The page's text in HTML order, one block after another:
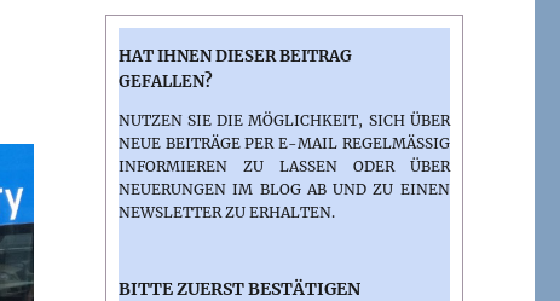
HAT IHNEN DIESER BEITRAG
GEFALLEN?
NUTZEN SIE DIE MÖGLICHKEIT, SICH ÜBER
NEUE BEITRÄGE PER E-MAIL REGELMÄSSIG I
NFORMIEREN ZU LASSEN ODER ÜBER N
EUERUNGEN IM BLOG AB UND ZU EINEN N
EWSLETTER ZU ERHALTEN.
BITTE ZUERST BESTÄTIGEN